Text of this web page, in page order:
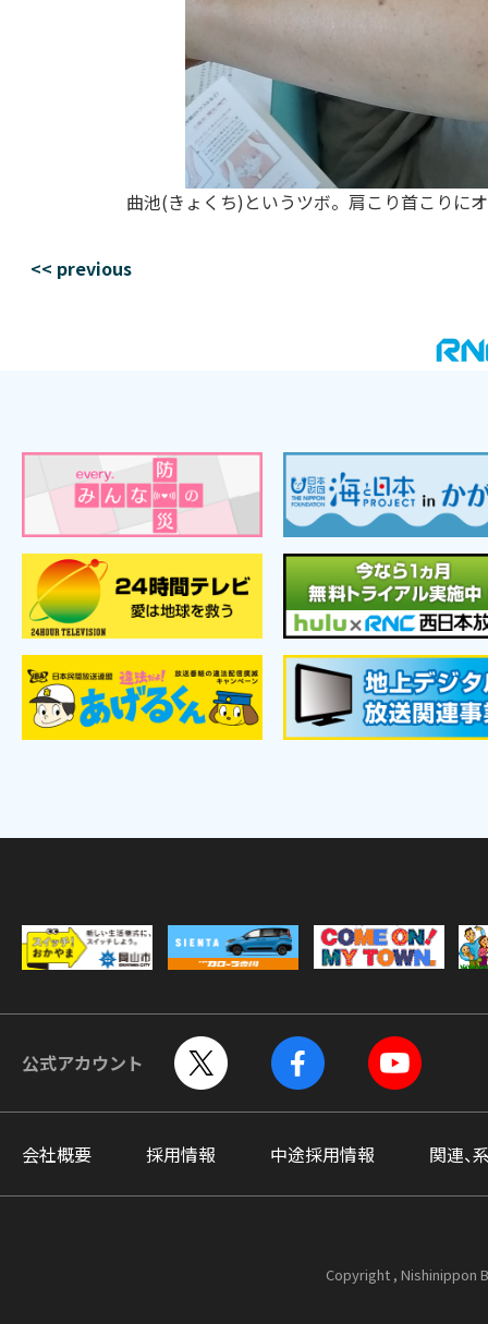
曲池(きょくち)というツボ。肩こり首こりに
<< previous
公式アカウント
会社概要 採用情報 中途採用情報 関連、
Copyright , Nishinippon